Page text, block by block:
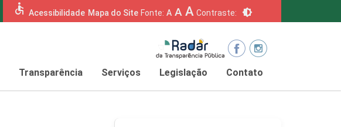
accessible Acessibilidade Mapa do Site Fonte: A A A Contraste: brightness_6
Transparência Serviços Legislação Contato